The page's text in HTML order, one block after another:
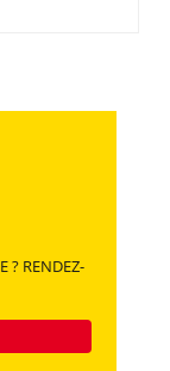
? RENDEZ-